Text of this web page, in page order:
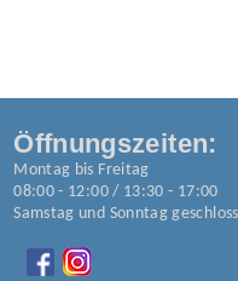
Öffnungszeiten:
Montag bis Freitag
08:00 - 12:00 / 13:30 - 17:00
Samstag und Sonntag